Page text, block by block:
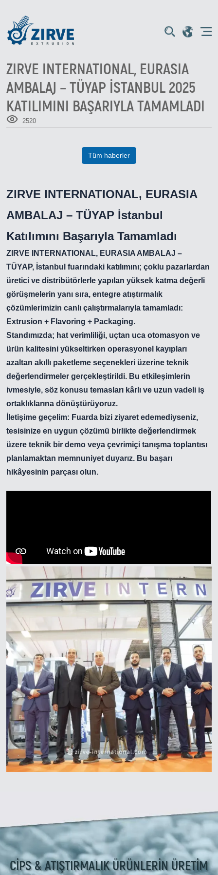
ZIRVE INTERNATIONAL, EURASIA
AMBALAJ – TÜYAP İSTANBUL 2025
KATILIMINI BAŞARIYLA TAMAMLADI
2520
Tüm haberler
ZIRVE INTERNATIONAL, EURASIA
AMBALAJ – TÜYAP İstanbul
Katılımını Başarıyla Tamamladı
ZIRVE INTERNATIONAL, EURASIA AMBALAJ –
TÜYAP, İstanbul fuarındaki katılımını; çoklu pazarlardan
üretici ve distribütörlerle yapılan yüksek katma değerli
görüşmelerin yanı sıra, entegre atıştırmalık
çözümlerimizin canlı çalıştırmalarıyla tamamladı:
Extrusion + Flavoring + Packaging.
Standımızda; hat verimliliği, uçtan uca otomasyon ve
ürün kalitesini yükseltirken operasyonel kayıpları
azaltan akıllı paketleme seçenekleri üzerine teknik
değerlendirmeler gerçekleştirildi. Bu etkileşimlerin
ivmesiyle, söz konusu temasları kârlı ve uzun vadeli iş
ortaklıklarına dönüştürüyoruz.
İletişime geçelim: Fuarda bizi ziyaret edemediyseniz,
tesisinize en uygun çözümü birlikte değerlendirmek
üzere teknik bir demo veya çevrimiçi tanışma toplantısı
planlamaktan memnuniyet duyarız. Bu başarı
hikâyesinin parçası olun.
CİPS & ATIŞTIRMALIK ÜRÜNLERİN ÜRETİM
Zirve Extrussion
En kısa sürede cevap vereceğiz